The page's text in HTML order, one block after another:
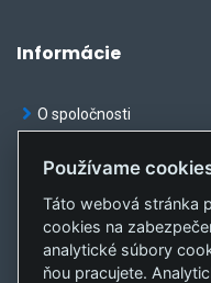
Informácie
O spoločnosti
Oznamy
Ochrana osobných
Nastavenia cookies
Používame
Táto webová stránka
cookies na
analytické súbory
ňou pracujete.